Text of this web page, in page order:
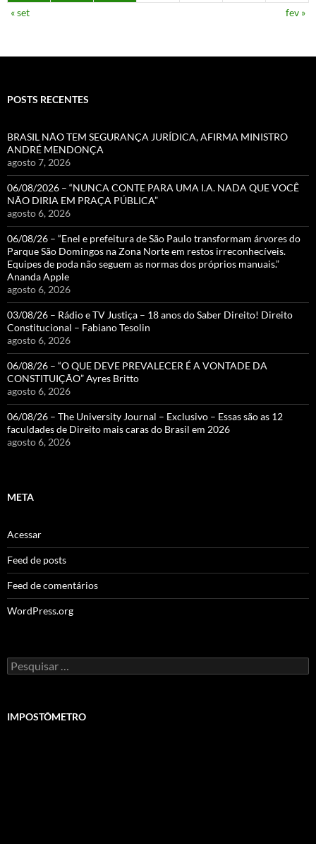
« set
fev »
POSTS RECENTES
BRASIL NÃO TEM SEGURANÇA JURÍDICA, AFIRMA MINISTRO
ANDRÉ MENDONÇA
agosto 7, 2026
06/08/2026 – “NUNCA CONTE PARA UMA I.A. NADA QUE VOCÊ
NÃO DIRIA EM PRAÇA PÚBLICA”
agosto 6, 2026
06/08/26 – “Enel e prefeitura de São Paulo transformam árvores do
Parque São Domingos na Zona Norte em restos irreconhecíveis.
Equipes de poda não seguem as normas dos próprios manuais.”
Ananda Apple
agosto 6, 2026
03/08/26 – Rádio e TV Justiça – 18 anos do Saber Direito! Direito
Constitucional – Fabiano Tesolin
agosto 6, 2026
06/08/26 – “O QUE DEVE PREVALECER É A VONTADE DA
CONSTITUIÇÃO” Ayres Britto
agosto 6, 2026
06/08/26 – The University Journal – Exclusivo – Essas são as 12
faculdades de Direito mais caras do Brasil em 2026
agosto 6, 2026
META
Acessar
Feed de posts
Feed de comentários
WordPress.org
Pesquisar
por:
IMPOSTÔMETRO